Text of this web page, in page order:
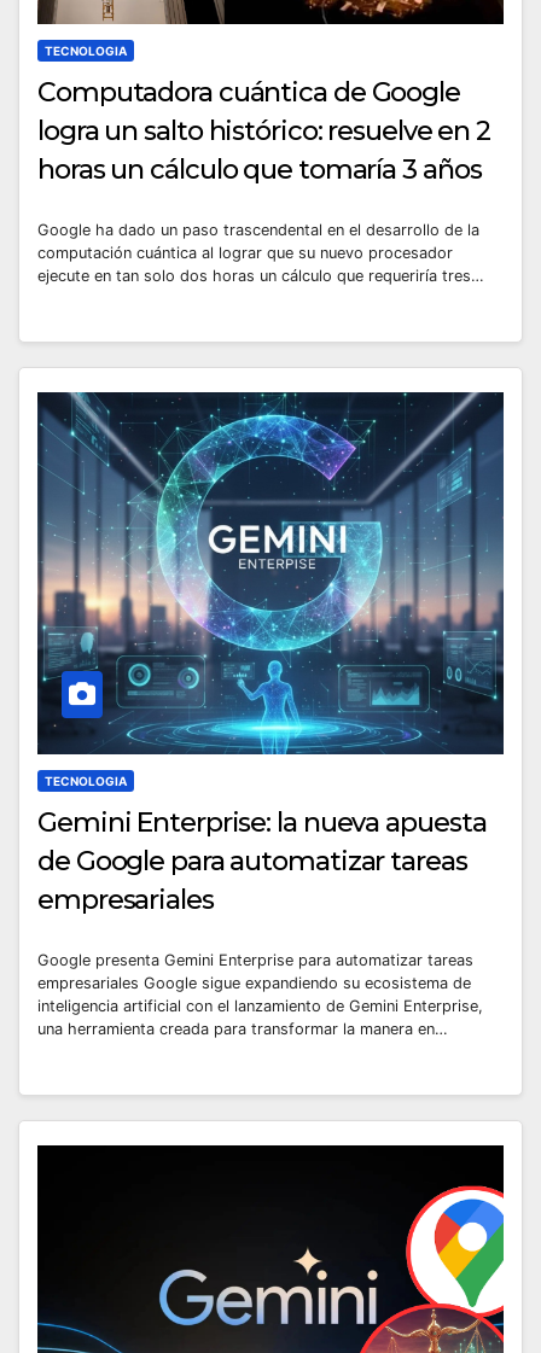
TECNOLOGIA
Computadora cuántica de Google
logra un salto histórico: resuelve en 2
horas un cálculo que tomaría 3 años
Google ha dado un paso trascendental en el desarrollo de la
computación cuántica al lograr que su nuevo procesador
ejecute en tan solo dos horas un cálculo que requeriría tres…
TECNOLOGIA
Gemini Enterprise: la nueva apuesta
de Google para automatizar tareas
empresariales
Google presenta Gemini Enterprise para automatizar tareas
empresariales Google sigue expandiendo su ecosistema de
inteligencia artificial con el lanzamiento de Gemini Enterprise,
una herramienta creada para transformar la manera en…